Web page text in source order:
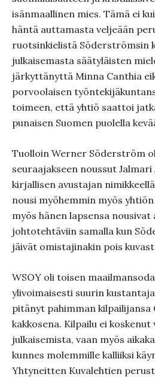
isänmaallinen mies. Tämä ei
häntä auttamasta veljeään
ruotsinkielistä Söderströmsin
julkaisemasta säätyläisten
järkyttänyttä Minna Canthia
porvoolaisen
toimeen, että yhtiö saattoi
punaisen Suomen puolella
Tuolloin Werner Söderström
seuraajakseen noussut
kirjallisen avustajan
nousi myöhemmin myös
myös hänen lapsensa
johtotehtäviin samalla kun
jäivät omistajinakin pois
WSOY oli toisen
ylivoimaisesti suurin
pitänyt pahimman kilpailijansa
kakkosena. Kilpailu ei
julkaisemista, vaan myös
kunnes molemmille kalliiksi
Yhtyneitten Kuvalehtien